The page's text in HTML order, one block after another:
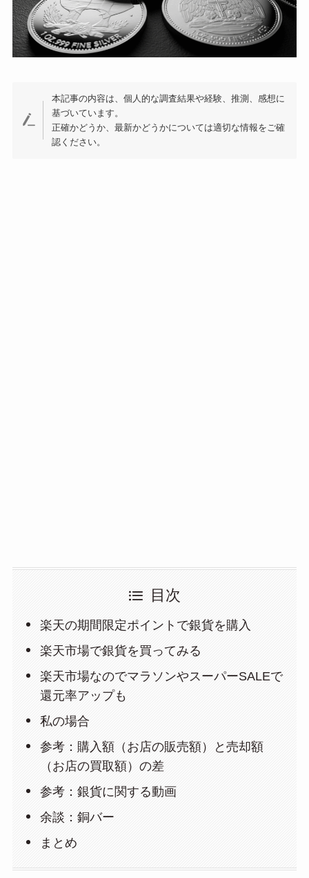
本記事の内容は、個人的な調査結果や経験、推測、感想に
基づいています。
正確かどうか、最新かどうかについては適切な情報をご確
認ください。
目次
楽天の期間限定ポイントで銀貨を購入
楽天市場で銀貨を買ってみる
楽天市場なのでマラソンやスーパーSALEで
還元率アップも
私の場合
参考：購入額（お店の販売額）と売却額
（お店の買取額）の差
参考：銀貨に関する動画
余談：銅バー
まとめ